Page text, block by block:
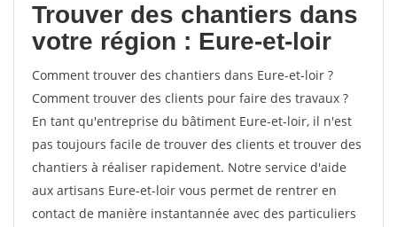
Trouver des chantiers dans
votre région : Eure-et-loir
Comment trouver des chantiers dans Eure-et-loir ?
Comment trouver des clients pour faire des travaux ?
En tant qu'entreprise du bâtiment Eure-et-loir, il n'est
pas toujours facile de trouver des clients et trouver des
chantiers à réaliser rapidement. Notre service d'aide
aux artisans Eure-et-loir vous permet de rentrer en
contact de manière instantannée avec des particuliers